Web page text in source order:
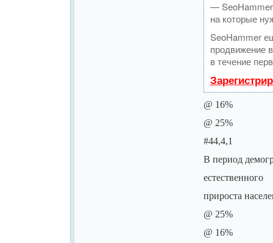
— SeoHammer
на которые
SeoHammer
продвижение
в течение
@ 16%
@ 25%
#44,4,1
В период
естественного
прироста
@ 25%
@ 16%